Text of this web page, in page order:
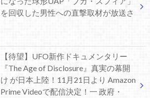
を回収した男性への直撃取材が放送さ
【待望】UFO新作ドキュメンタリー
『The Age of Disclosure』真実の幕開
け が日本上陸！11月21日より Amazon
Prime Videoで配信決定！一 政府・